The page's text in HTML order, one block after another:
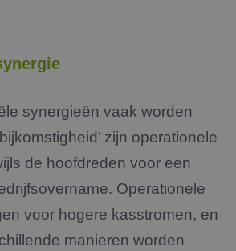
synergieën vaak worden
zijn operationele
de hoofdreden voor een
Operationele
voor hogere kasstromen, en
manieren worden